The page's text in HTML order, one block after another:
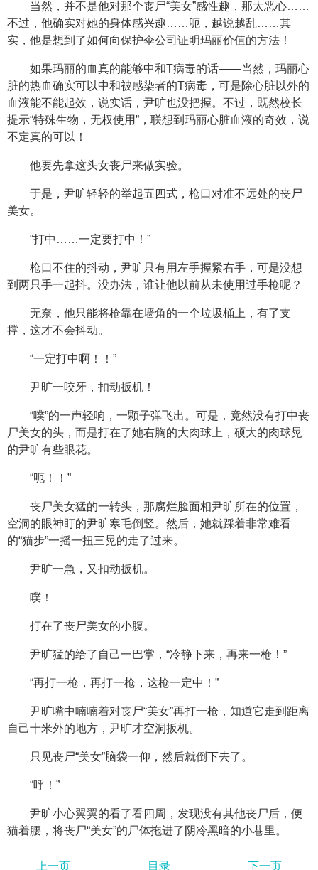
当然，并不是他对那个丧尸“美女”感性趣，那太恶心……
不过，他确实对她的身体感兴趣……呃，越说越乱……其
实，他是想到了如何向保护伞公司证明玛丽价值的方法！
如果玛丽的血真的能够中和T病毒的话——当然，玛丽心
脏的热血确实可以中和被感染者的T病毒，可是除心脏以外的
血液能不能起效，说实话，尹旷也没把握。不过，既然校长
提示“特殊生物，无权使用”，联想到玛丽心脏血液的奇效，说
不定真的可以！
他要先拿这头女丧尸来做实验。
于是，尹旷轻轻的举起五四式，枪口对准不远处的丧尸
美女。
“打中……一定要打中！”
枪口不住的抖动，尹旷只有用左手握紧右手，可是没想
到两只手一起抖。没办法，谁让他以前从未使用过手枪呢？
无奈，他只能将枪靠在墙角的一个垃圾桶上，有了支
撑，这才不会抖动。
“一定打中啊！！”
尹旷一咬牙，扣动扳机！
“噗”的一声轻响，一颗子弹飞出。可是，竟然没有打中丧
尸美女的头，而是打在了她右胸的大肉球上，硕大的肉球晃
的尹旷有些眼花。
“呃！！”
丧尸美女猛的一转头，那腐烂脸面相尹旷所在的位置，
空洞的眼神盯的尹旷寒毛倒竖。然后，她就踩着非常难看
的“猫步”一摇一扭三晃的走了过来。
尹旷一急，又扣动扳机。
噗！
打在了丧尸美女的小腹。
尹旷猛的给了自己一巴掌，“冷静下来，再来一枪！”
“再打一枪，再打一枪，这枪一定中！”
尹旷嘴中喃喃着对丧尸“美女”再打一枪，知道它走到距离
自己十米外的地方，尹旷才空洞扳机。
只见丧尸“美女”脑袋一仰，然后就倒下去了。
“呼！”
尹旷小心翼翼的看了看四周，发现没有其他丧尸后，便
猫着腰，将丧尸“美女”的尸体拖进了阴冷黑暗的小巷里。
上一页 目录 下一页